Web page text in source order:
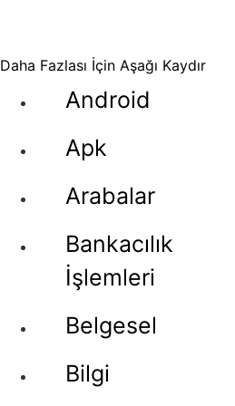
Daha Fazlası İçin Aşağı Kaydır
Android
Apk
Arabalar
Bankacılık
İşlemleri
Belgesel
Bilgi